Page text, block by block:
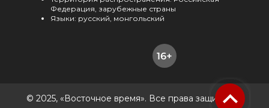
Федерация, зарубежные страны
Языки: русский, монгольский
© 2025, «Восточное время». Все права защищены.